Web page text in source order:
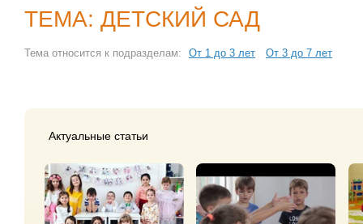
ТЕМА: ДЕТСКИЙ САД
Тема относится к подразделам: От 1 до 3 лет От 3 до 7 лет
Актуальные статьи